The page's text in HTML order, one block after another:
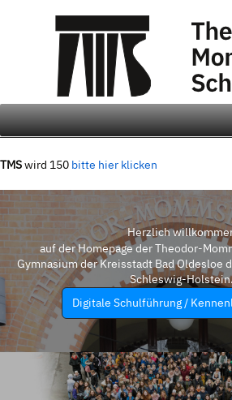
TMSwird 150 bitte hier klicken
Herzlich
auf der Homepage der Theodor-
Gymnasium der Kreisstadt Bad Oldesloe
Schleswig-
Digitale Schulführung /